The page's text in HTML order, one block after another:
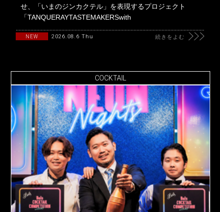
せ、「いまのジンカクテル」を表現するプロジェクト
「TANQUERAYTASTEMAKERSwith
NEW 2026.08.6 Thu 続きをよむ
COCKTAIL